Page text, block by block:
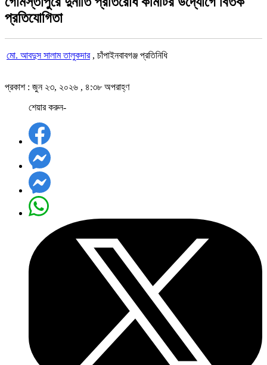
প্রতিযোগিতা
মো. আবদুস সালাম তালুকদার , চাঁপাইনবাবগঞ্জ প্রতিনিধি
প্রকাশ : জুন ২৩, ২০২৬ , ৪:৩৮ অপরাহ্ণ
শেয়ার করুন-